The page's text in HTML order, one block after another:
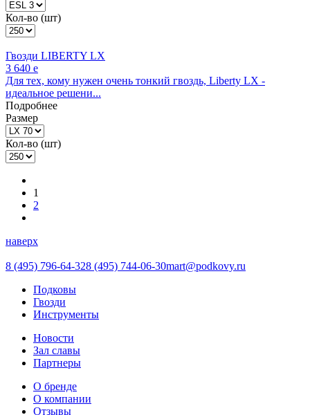
Кол-во (шт)
Гвозди LIBERTY LX
3 640 e
Для тех, кому нужен очень тонкий гвоздь, Liberty LX -
идеальное решени...
Подробнее
Размер
Кол-во (шт)
1
2
наверх
8 (495) 796-64-328 (495) 744-06-30mart@podkovy.ru
Подковы
Гвозди
Инструменты
Новости
Зал славы
Партнеры
О бренде
О компании
Отзывы